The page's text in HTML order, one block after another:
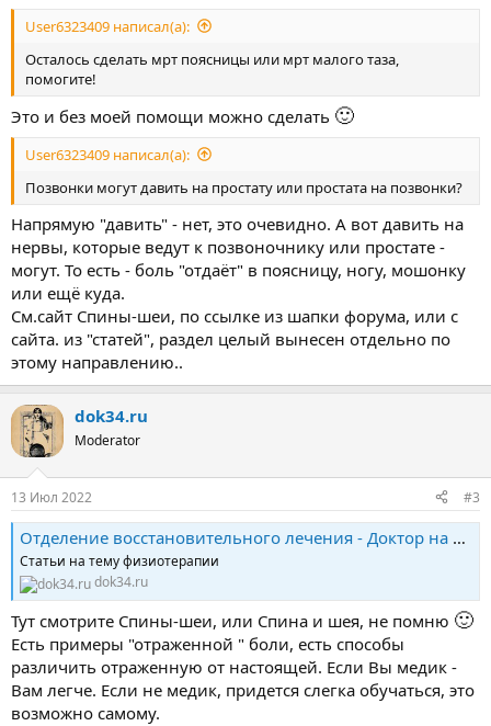
User6323409 написал(а):
Осталось сделать мрт поясницы или мрт малого таза,
помогите!
Это и без моей помощи можно сделать 🙂
User6323409 написал(а):
Позвонки могут давить на простату или простата на позвонки?
Напрямую "давить" - нет, это очевидно. А вот давить на
нервы, которые ведут к позвоночнику или простате -
могут. То есть - боль "отдаёт" в поясницу, ногу, мошонку
или ещё куда.
См.сайт Спины-шеи, по ссылке из шапки форума, или с
сайта. из "статей", раздел целый вынесен отдельно по
этому направлению..
dok34.ru
Moderator
13 Июл 2022 #3
Отделение восстановительного лечения - Доктор на счастье
Статьи на тему физиотерапии
dok34.ru
Тут смотрите Спины-шеи, или Спина и шея, не помню 🙂
Есть примеры "отраженной " боли, есть способы
различить отраженную от настоящей. Если Вы медик -
Вам легче. Если не медик, придется слегка обучаться, это
возможно самому.